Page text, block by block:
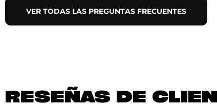
VER TODAS LAS PREGUNTAS FRECUENTES
RESEÑAS DE